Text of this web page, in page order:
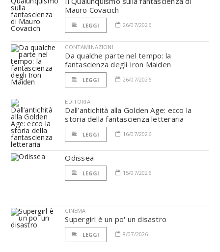
Mauro Covacich
LEGGI 26/07/2026
CONTAMINAZIONI
Da qualche parte nel tempo: la
fantascienza degli Iron Maiden
LEGGI 26/07/2026
EDITORIA
Dall’antichità alla Golden Age: ecco la
storia della fantascienza letteraria
LEGGI 16/07/2026
Odissea
LEGGI 15/07/2026
CINEMA
Supergirl è un po' un disastro
LEGGI 8/07/2026